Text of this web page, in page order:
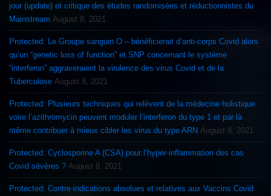
jour (update) et critique des études randomisées et réductionnistes du
Mainstream August 8, 2021
Protected: Le Groupe sanguin O – bénéficierait d’anti-corps Covid alors
qu’un “genetic loss of function” et SNP concernant le système
“interferon” aggraveraient la virulence des virus Covid et de la
Tuberculose August 8, 2021
Protected: Plusieurs techniques qui relèvent de la médecine holistique
voire l’azithromycin peuvent moduler l’interferon du type 1 et par là
même contribuer à mieux cibler les virus du type ARN August 8, 2021
Protected: Cyclosporine A (CSA) pour l’hyper-inflammation des cas
Covid sévères ? August 8, 2021
Protected: Contre-indications absolues et relatives aux Vaccins Covid